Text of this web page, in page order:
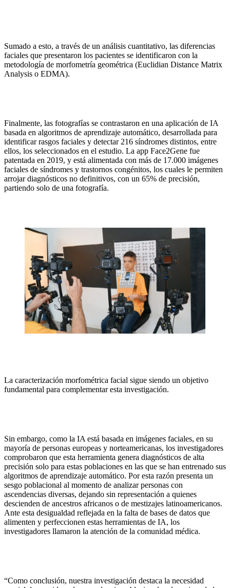
Sumado a esto, a través de un análisis cuantitativo, las diferencias
faciales que presentaron los pacientes se identificaron con la
metodología de morfometría geométrica (Euclidian Distance Matrix
Analysis o EDMA).
Finalmente, las fotografías se contrastaron en una aplicación de IA
basada en algoritmos de aprendizaje automático, desarrollada para
identificar rasgos faciales y detectar 216 síndromes distintos, entre
ellos, los seleccionados en el estudio. La app Face2Gene fue
patentada en 2019, y está alimentada con más de 17.000 imágenes
faciales de síndromes y trastornos congénitos, los cuales le permiten
arrojar diagnósticos no definitivos, con un 65% de precisión,
partiendo solo de una fotografía.
La caracterización morfométrica facial sigue siendo un objetivo
fundamental para complementar esta investigación.
Sin embargo, como la IA está basada en imágenes faciales, en su
mayoría de personas europeas y norteamericanas, los investigadores
comprobaron que esta herramienta genera diagnósticos de alta
precisión solo para estas poblaciones en las que se han entrenado sus
algoritmos de aprendizaje automático. Por esta razón presenta un
sesgo poblacional al momento de analizar personas con
ascendencias diversas, dejando sin representación a quienes
descienden de ancestros africanos o de mestizajes latinoamericanos.
Ante esta desigualdad reflejada en la falta de bases de datos que
alimenten y perfeccionen estas herramientas de IA, los
investigadores llamaron la atención de la comunidad médica.
“Como conclusión, nuestra investigación destaca la necesidad